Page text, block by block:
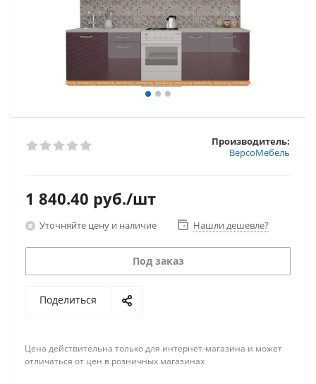
Производитель:
ВерсоМебель
1 840.40 руб./шт
Уточняйте цену и наличие Нашли дешевле?
Под заказ
Поделиться
Цена действительна только для интернет-магазина и может
отличаться от цен в розничных магазинах